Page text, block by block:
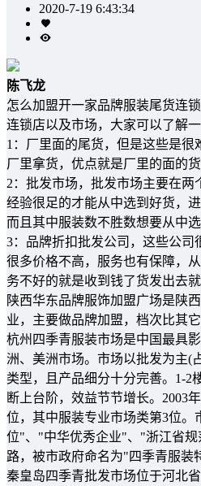
2020-7-19 6:43:34
陈飞龙
怎么加盟开一家品牌服装尾货连
连锁店以及市场，大家可以了解一
1：厂里面的尾货，但是这些是
厂里拿货，优点就是厂里的面的
2：批发市场，批发市场主要在
经验很足的才能从中选到好货，
而且其中服装数不胜数想要从中
3：品牌折扣批发公司，这些公
很多价格不高，服务也有保障，
务不好的就是收到钱了货发出去就
陕西华东品牌服饰加盟广场是陕
业，主要做品牌加盟，档次比其
杭州四季青服装市场是中国最具
洲、美洲市场。市场以批发为主(
类型，且产品细分十分完善。1-2
断上台阶，效益节节增长。2003
位，其中服装专业市场类第3位
位"、"中华优秀企业"、"浙江省
路，被市政府命名为"四季青服装
秦皇岛四季青批发市场位于河北